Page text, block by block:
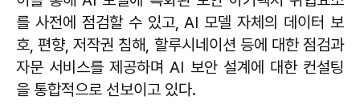
를 사전에 점검할 수 있고, AI 모델 자체의 데이터 보
호, 편향, 저작권 침해, 할루시네이션 등에 대한 점검과
자문 서비스를 제공하며 AI 보안 설계에 대한 컨설팅
을 통합적으로 선보이고 있다.